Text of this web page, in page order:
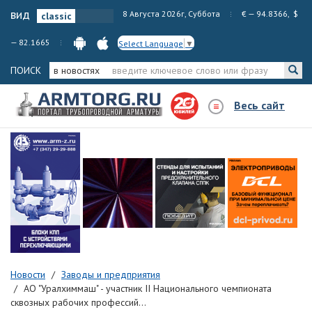
вид 8 Августа 2026г, Суббота € — 94.8366, $
— 82.1665 Select Language ▼
ПОИСК в новостях
Весь сайт
Новости
Заводы и предприятия
АО "Уралхиммаш" - участник II Национального чемпионата
сквозных рабочих профессий...